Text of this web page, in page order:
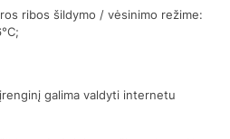
ribos šildymo / vėsinimo režime:
galima valdyti internetu